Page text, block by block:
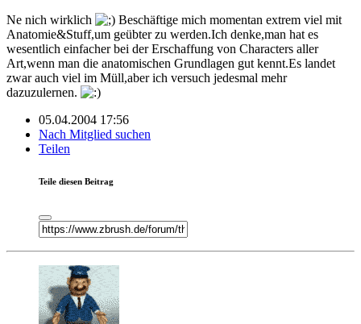
Ne nich wirklich
Beschäftige mich momentan extrem viel mit
Anatomie&Stuff,um geübter zu werden.Ich denke,man hat es
wesentlich einfacher bei der Erschaffung von Characters aller
Art,wenn man die anatomischen Grundlagen gut kennt.Es landet
zwar auch viel im Müll,aber ich versuch jedesmal mehr
dazuzulernen.
05.04.2004 17:56
Nach Mitglied suchen
Teilen
Teile diesen Beitrag